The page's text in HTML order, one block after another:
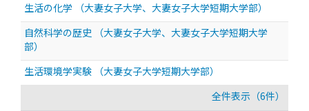
生活の化学 （大妻女子大学、大妻女子大学短期大学部）
自然科学の歴史 （大妻女子大学、大妻女子大学短期大学
部）
生活環境学実験 （大妻女子大学短期大学部）
全件表示（6件）